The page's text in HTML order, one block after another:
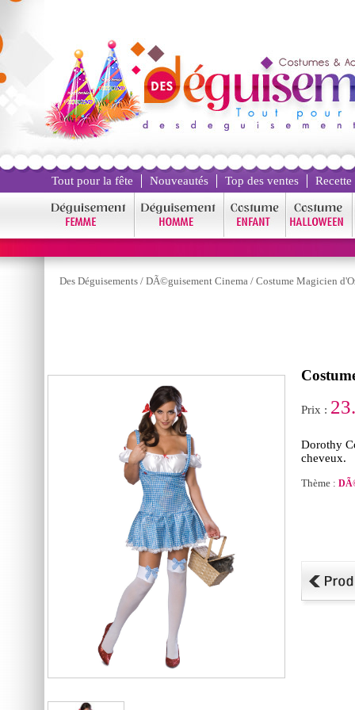
Tout pour la fête Nouveautés Top des ventes
Des Déguisements / DÃ©guisement Cinema / Costume Magicien
Prix :
Dorothy
cheveux.
Thème :